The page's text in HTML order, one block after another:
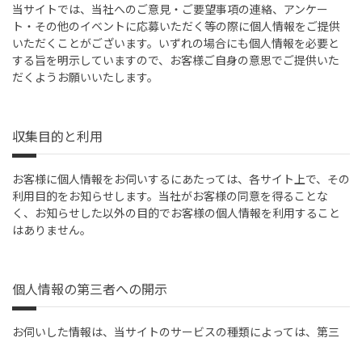
当サイトでは、当社へのご意見・ご要望事項の連絡、アンケー
ト・その他のイベントに応募いただく等の際に個人情報をご提供
いただくことがございます。いずれの場合にも個人情報を必要と
する旨を明示していますので、お客様ご自身の意思でご提供いた
だくようお願いいたします。
収集目的と利用
お客様に個人情報をお伺いするにあたっては、各サイト上で、その
利用目的をお知らせします。当社がお客様の同意を得ることな
く、お知らせした以外の目的でお客様の個人情報を利用すること
はありません。
個人情報の第三者への開示
お伺いした情報は、当サイトのサービスの種類によっては、第三